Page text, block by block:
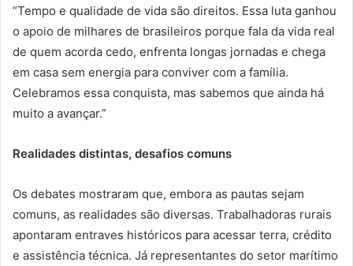
“Tempo e qualidade de vida são direitos. Essa luta ganhou
o apoio de milhares de brasileiros porque fala da vida real
de quem acorda cedo, enfrenta longas jornadas e chega
em casa sem energia para conviver com a família.
Celebramos essa conquista, mas sabemos que ainda há
muito a avançar.”
Realidades distintas, desafios comuns
Os debates mostraram que, embora as pautas sejam
comuns, as realidades são diversas. Trabalhadoras rurais
apontaram entraves históricos para acessar terra, crédito
e assistência técnica. Já representantes do setor marítimo